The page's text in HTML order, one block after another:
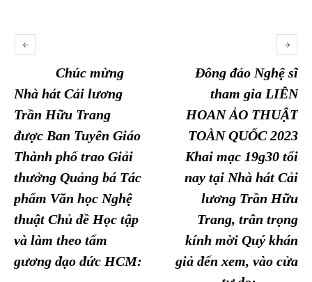
Chúc mừng
Nhà hát Cải lương
Trần Hữu Trang
được Ban Tuyên Giáo
Thành phố trao Giải
thưởng Quảng bá Tác
phẩm Văn học Nghệ
thuật Chủ đề Học tập
và làm theo tấm
gương đạo đức HCM:
Đông đảo Nghệ sĩ
tham gia LIÊN
HOAN ẢO THUẬT
TOÀN QUỐC 2023
Khai mạc 19g30 tối
nay tại Nhà hát Cải
lương Trần Hữu
Trang, trân trọng
kính mời Quý khán
giả đến xem, vào cửa